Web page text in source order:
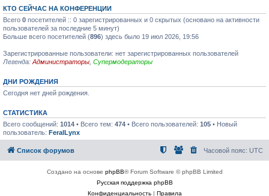
КТО СЕЙЧАС НА КОНФЕРЕНЦИИ
Всего 0 посетителей :: 0 зарегистрированных и 0 скрытых (основано на активности
пользователей за последние 5 минут)
Больше всего посетителей (896) здесь было 19 июл 2026, 19:56
Зарегистрированные пользователи: нет зарегистрированных пользователей
Легенда: Администраторы Супермодераторы
ДНИ РОЖДЕНИЯ
Сегодня нет дней рождения.
СТАТИСТИКА
Всего сообщений: 1014 • Всего тем: 474 • Всего пользователей: 105 • Новый
пользователь: FeralLynx
Список форумов Часовой пояс: UTC
Создано на основе phpBB® Forum Software © phpBB Limited
Русская поддержка phpBB
Конфиденциальность| Правила